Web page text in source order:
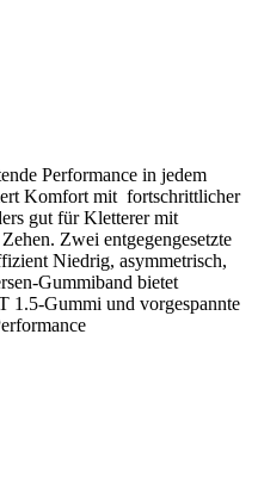
Performance in jedem
Komfort mit fortschrittlicher
gut für Kletterer mit
Zwei entgegengesetzte
Niedrig, asymmetrisch,
Gummiband bietet
1.5-Gummi und vorgespannte